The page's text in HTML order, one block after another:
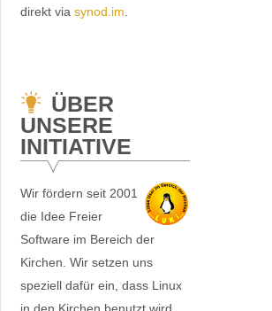
direkt via synod.im
ÜBER
UNSERE
INITIATIVE
Wir fördern seit 2001
die Idee Freier
Software im Bereich der
Kirchen. Wir setzen uns
speziell dafür ein, dass Linux
in den Kirchen benutzt wird.